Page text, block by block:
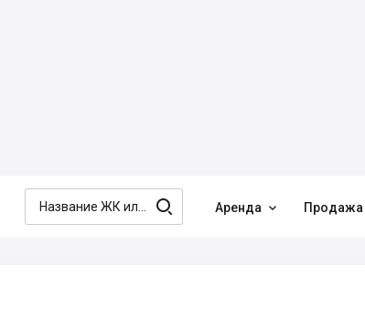
 Аренда  Продажа